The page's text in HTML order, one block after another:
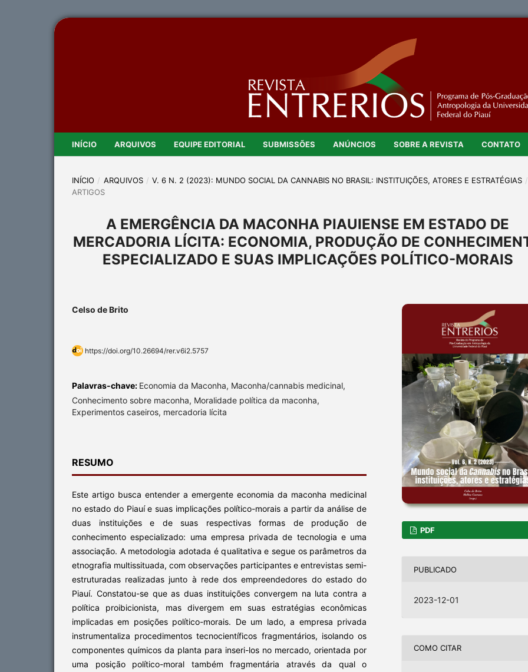
INÍCIO ARQUIVOS EQUIPE EDITORIAL SUBMISSÕES ANÚNCIOS SOBRE A REVISTA CONTATO
INÍCIO / ARQUIVOS / V. 6 N. 2 (2023): MUNDO SOCIAL DA CANNABIS NO BRASIL: INSTITUIÇÕES, ATORES E ESTRATÉGIAS /
ARTIGOS
A EMERGÊNCIA DA MACONHA PIAUIENSE EM ESTADO DE
MERCADORIA LÍCITA: ECONOMIA, PRODUÇÃO DE
ESPECIALIZADO E SUAS IMPLICAÇÕES POLÍTICO-MORAIS
Celso de Brito
https://doi.org/10.26694/rer.v6i2.5757
Palavras-chave: Economia da Maconha, Maconha/cannabis medicinal,
Conhecimento sobre maconha, Moralidade política da maconha,
Experimentos caseiros, mercadoria lícita
RESUMO
Este artigo busca entender a emergente economia da maconha medicinal
no estado do Piauí e suas implicações político-morais a partir da análise de
duas instituições e de suas respectivas formas de produção de
conhecimento especializado: uma empresa privada de tecnologia e uma
associação. A metodologia adotada é qualitativa e segue os parâmetros da
etnografia multissituada, com observações participantes e entrevistas semi-
estruturadas realizadas junto à rede dos empreendedores do estado do
Piauí. Constatou-se que as duas instituições convergem na luta contra a
política proibicionista, mas divergem em suas estratégias econômicas
implicadas em posições político-morais. De um lado, a empresa privada
instrumentaliza procedimentos tecnocientíficos fragmentários, isolando os
componentes químicos da planta para inseri-los no mercado, orientada por
uma posição político-moral também fragmentária através da qual o
PDF
PUBLICADO
2023-12-01
COMO CITAR